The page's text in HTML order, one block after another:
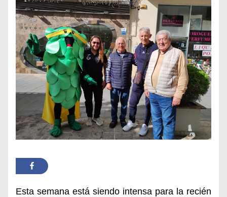
Esta semana está siendo intensa para la recién